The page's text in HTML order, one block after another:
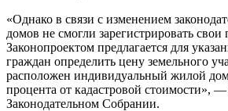
«Однако в связи с изменением
домов не смогли зарегистрировать свои
Законопроектом предлагается для
граждан определить цену земельного
расположен индивидуальный жилой
процента от кадастровой стоимости»,
Законодательном Собрании.